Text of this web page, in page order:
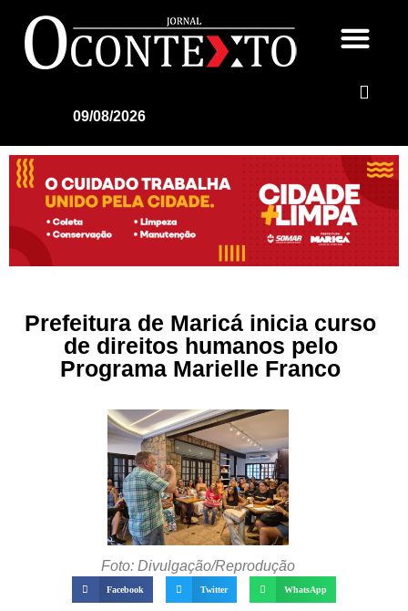
09/08/2026
Prefeitura de Maricá inicia curso
de direitos humanos pelo
Programa Marielle Franco
Foto: Divulgação/Reprodução
Facebook Twitter WhatsApp